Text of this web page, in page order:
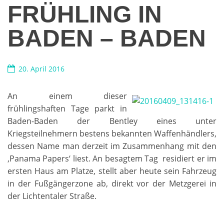
FRÜHLING IN
BADEN – BADEN
20. April 2016
An einem dieser
frühlingshaften Tage parkt in
Baden-Baden der Bentley eines unter
Kriegsteilnehmern bestens bekannten Waffenhändlers,
dessen Name man derzeit im Zusammenhang mit den
‚Panama Papers‘ liest. An besagtem Tag residiert er im
ersten Haus am Platze, stellt aber heute sein Fahrzeug
in der Fußgängerzone ab, direkt vor der Metzgerei in
der Lichtentaler Straße.